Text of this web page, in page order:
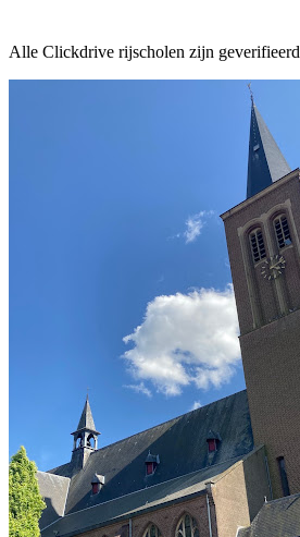
Alle Clickdrive rijscholen zijn geverifieerd